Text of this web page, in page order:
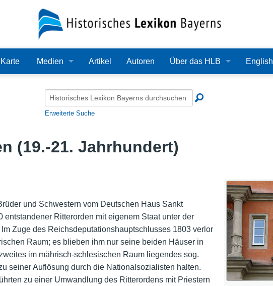
Karte Medien
Audio
PDF
Artikel Autoren Über das HLB
Redaktion
Wissenschaftlicher Beirat
Zehn Jahre HLB
Häufige Fragen
Nutzungshinweise
English
Erweiterte Suche
(19.-21. Jahrhundert)
und Schwestern vom Deutschen Haus Sankt
entstandener Ritterorden mit eigenem Staat unter der
Zuge des Reichsdeputationshauptschlusses 1803 verlor
Raum; es blieben ihm nur seine beiden Häuser in
im mährisch-schlesischen Raum liegendes sog.
seiner Auflösung durch die Nationalsozialisten halten.
zu einer Umwandlung des Ritterordens mit Priestern